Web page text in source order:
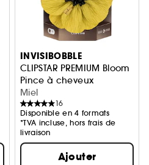
INVISIBOBBLE
CLIPSTAR PREMIUM Bloom
Pince à cheveux
Miel
16
Disponible en 4 formats
*TVA incluse, hors frais de
livraison
Ajouter